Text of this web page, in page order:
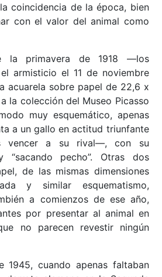
coincidencia de la época, bien
con el valor del animal como
la primavera de 1918 —los
armisticio el 11 de noviembre
acuarela sobre papel de 22,6 x
la colección del Museo Picasso
muy esquemático, apenas
a un gallo en actitud triunfante
vencer a su rival—, con su
“sacando pecho”. Otras dos
de las mismas dimensiones
y similar esquematismo,
a comienzos de ese año,
por presentar al animal en
no parecen revestir ningún
1945, cuando apenas faltaban